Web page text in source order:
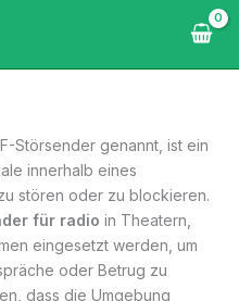
Störsender genannt, ist ein
innerhalb eines
stören oder zu blockieren.
für radio in Theatern,
eingesetzt werden, um
oder Betrug zu
dass die Umgebung